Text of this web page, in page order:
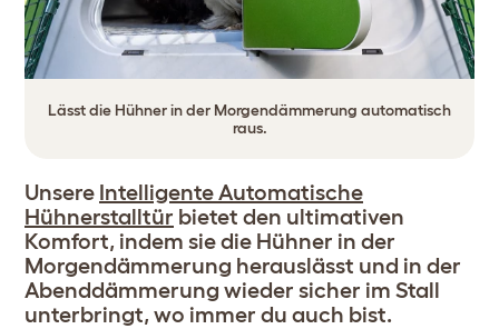
Lässt die Hühner in der Morgendämmerung automatisch
raus.
Unsere Intelligente Automatische
Hühnerstalltür bietet den ultimativen
Komfort, indem sie die Hühner in der
Morgendämmerung herauslässt und in der
Abenddämmerung wieder sicher im Stall
unterbringt, wo immer du auch bist.